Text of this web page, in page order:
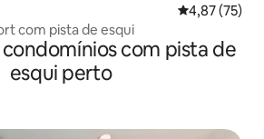
4,87 de uma
4,87 (75)
com pista de esqui
com pista de
esqui perto